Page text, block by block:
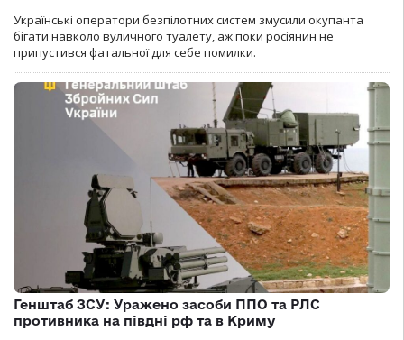
Українські оператори безпілотних систем змусили окупанта
бігати навколо вуличного туалету, аж поки росіянин не
припустився фатальної для себе помилки.
Генштаб ЗСУ: Уражено засоби ППО та РЛС
противника на півдні рф та в Криму